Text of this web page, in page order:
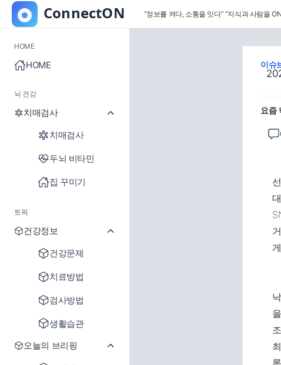
“정보를 켜다, 소통을 잇다” “지식과 사람을
HOME
HOME
뇌 건강
치매검사
치매검사
두뇌 비타민
집 꾸미기
토픽
건강정보
건강문제
치료방법
검사방법
생활습관
오늘의 브리핑
이슈
요즘